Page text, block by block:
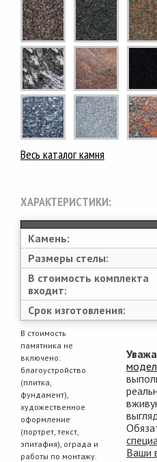
Весь каталог камня
ХАРАКТЕРИСТИКИ:
Камень:
Размеры стелы:
В стоимость комплекта
входит:
Срок изготовления:
В стоимость
памятника не
включено:
благоустройство
(плитка,
фундамент),
художественное
оформление
(портрет, текст,
эпитафия), ограда и
работы по монтажу.
Ваши